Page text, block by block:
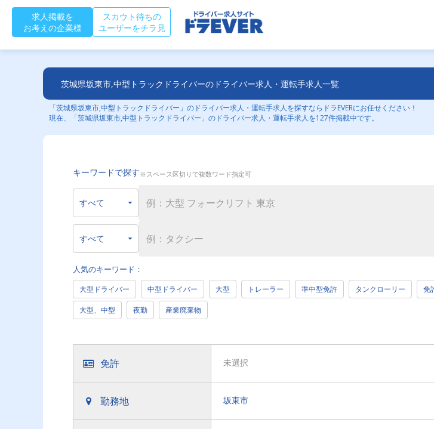
求人掲載を
お考えの企業様
スカウト待ちの
ユーザーをチラ見
茨城県坂東市,中型トラックドライバーのドライバー求人・運転手求人一覧
「茨城県坂東市,中型トラックドライバー」のドライバー求人・運転手求人を探すならドラEVERにお任せください！
現在、「茨城県坂東市,中型トラックドライバー」のドライバー求人・運転手求人を127件掲載中です。
キーワードで探す※スペース区切りで複数ワード指定可
人気のキーワード：
大型ドライバー 中型ドライバー 大型 トレーラー 準中型免許 タンクローリー 免
大型、中型 夜勤 産業廃棄物
免許 未選択
勤務地 坂東市